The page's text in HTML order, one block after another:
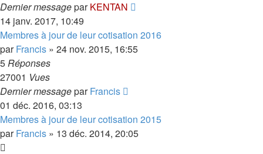
Dernier messageparKENTAN
14 janv. 2017, 10:49
Membres à jour de leur cotisation 2016
parFrancis » 24 nov. 2015, 16:55
5Réponses
27001 Vues
Dernier messageparFrancis
01 déc. 2016, 03:13
Membres à jour de leur cotisation 2015
parFrancis » 13 déc. 2014, 20:05